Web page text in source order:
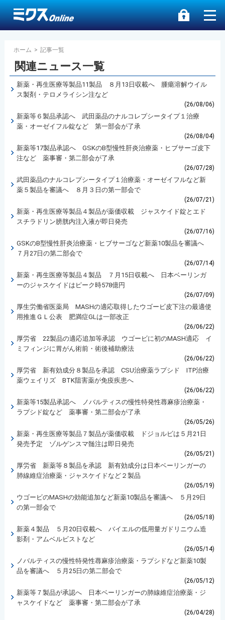
ホーム > 記事一覧
関連ニュース一覧
新薬・再生医療等製品11製品 ８月13日収載へ 腫瘍溶解ウイル
ス製剤・テロメライシン注など
(26/08/06)
新薬等６製品承認へ 武田薬品のナルコレプシータイプ１治療
薬・オーゼイフル錠など 第一部会が了承
(26/08/04)
新薬等17製品承認へ GSKのB型慢性肝炎治療薬・ヒブサーゴ皮下
注など 薬事審・第二部会が了承
(26/07/28)
武田薬品のナルコレプシータイプ１治療薬・オーゼイフルなど新
薬５製品を審議へ ８月３日の第一部会で
(26/07/21)
新薬・再生医療等製品４製品が薬価収載 ジャスケイド錠とエド
スチラドリン膀胱内注入液が即日発売
(26/07/16)
GSKのB型慢性肝炎治療薬・ヒブサーゴなど新薬10製品を審議へ
７月27日の第二部会で
(26/07/14)
新薬・再生医療等製品４製品 ７月15日収載へ 日本ベーリンガ
ーのジャスケイドはピーク時578億円
(26/07/09)
厚生労働省医薬局 MASHの適応取得したウゴービ皮下注の最適使
用推進ＧＬ公表 肥満症GLは一部改正
(26/06/22)
厚労省 22製品の適応追加等承認 ウゴービに初のMASH適応 イ
ミフィンジに胃がん術前・術後補助療法
(26/06/22)
厚労省 新有効成分８製品を承認 CSU治療薬ラプシド ITP治療
薬ウェイリズ BTK阻害薬が免疫疾患へ
(26/06/22)
新薬等15製品承認へ ノバルティスの慢性特発性蕁麻疹治療薬・
ラプシド錠など 薬事審・第二部会が了承
(26/05/26)
新薬・再生医療等製品７製品が薬価収載 ドジョルビは５月21日
発売予定 ゾルゲンスマ髄注は即日発売
(26/05/21)
厚労省 新薬等８製品を承認 新有効成分は日本ベーリンガーの
肺線維症治療薬・ジャスケイドなど２製品
(26/05/19)
ウゴービのMASHの効能追加など新薬10製品を審議へ ５月29日
の第一部会で
(26/05/18)
新薬４製品 ５月20日収載へ バイエルの低用量ガドリニウム造
影剤・アムベルビストなど
(26/05/14)
ノバルティスの慢性特発性蕁麻疹治療薬・ラプシドなど新薬10製
品を審議へ ５月25日の第二部会で
(26/05/12)
新薬等７製品が承認へ 日本ベーリンガーの肺線維症治療薬・ジ
ャスケイドなど 薬事審・第二部会が了承
(26/04/28)